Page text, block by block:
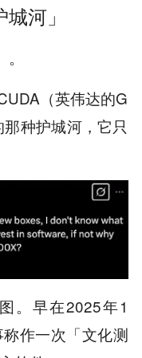
河」
（英伟达的G
种护城河，它只
。早在2025年1
作一次「文化测